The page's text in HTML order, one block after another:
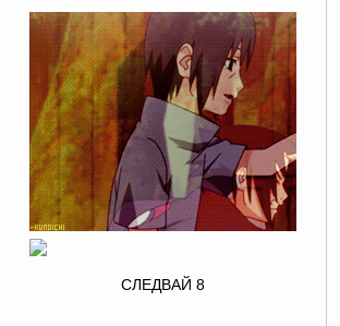
СЛЕДВАЙ 8